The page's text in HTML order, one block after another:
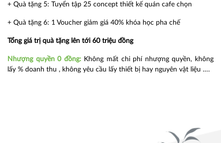
+ Quà tặng 5: Tuyển tập 25 concept thiết kế quán cafe chọn
+ Quà tặng 6: 1 Voucher giảm giá 40% khóa học pha chế
Tổng giá trị quà tặng lên tới 60 triệu đồng
Nhượng quyền 0 đồng: Không mất chi phí nhượng quyền, không
lấy % doanh thu , không yêu cầu lấy thiết bị hay nguyên vật liệu ….